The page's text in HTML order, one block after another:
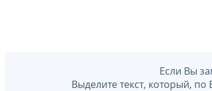
Если Вы
Выделите текст, который,